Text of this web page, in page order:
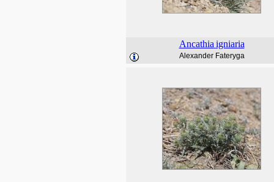
Ancathia igniaria
Alexander Fateryga